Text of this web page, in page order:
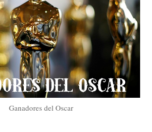
Ganadores del Oscar